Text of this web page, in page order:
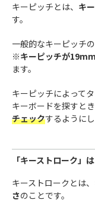
キーピッチとは、 キ
す。
一般的なキーピッチ
※キーピッチが
ます。
キーピッチによって
キーボードを探すと
チェックするようにし
「キーストローク」
キーストロークとは、
さのことです。